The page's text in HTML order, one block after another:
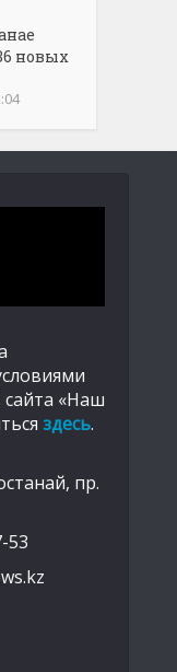
новых
сайта «Наш
здесь.
пр.
53